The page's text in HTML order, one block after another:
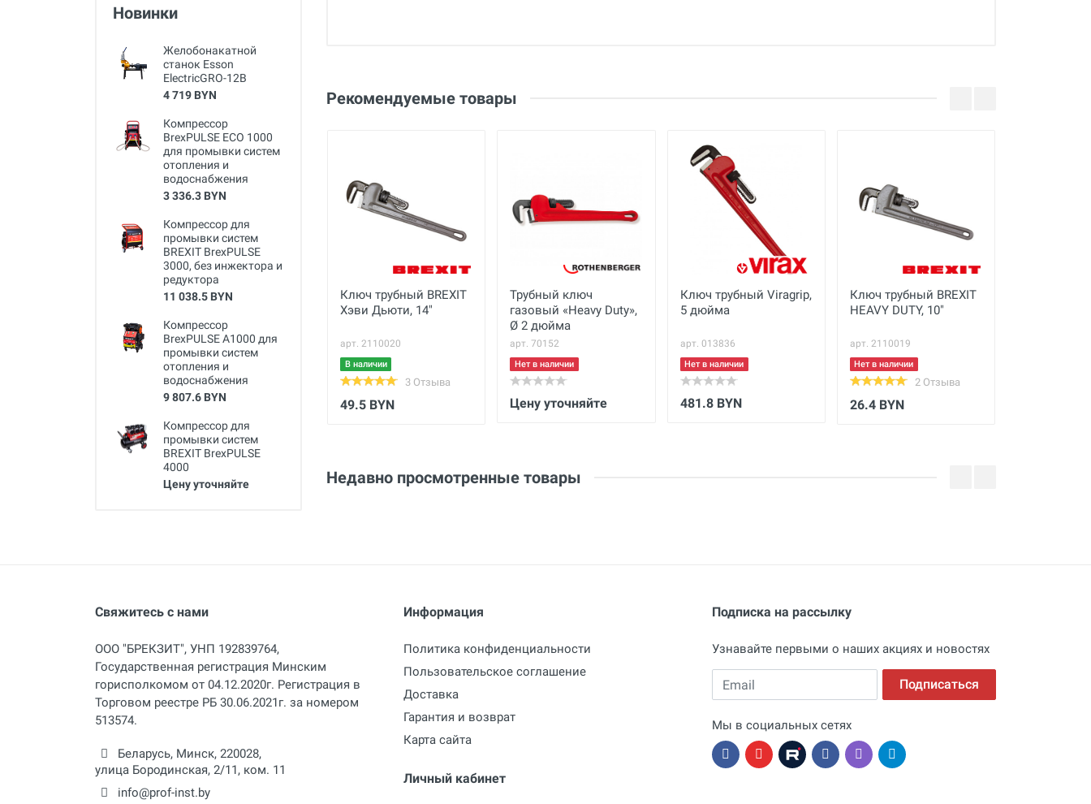
Новинки
Желобонакатной
станок Esson
ElectricGRO-12B
4 719 BYN
Компрессор
BrexPULSE ECO 1000
для промывки систем
отопления и
водоснабжения
3 336.3 BYN
Компрессор для
промывки систем
BREXIT BrexPULSE
3000, без инжектора и
редуктора
11 038.5 BYN
Компрессор
BrexPULSE A1000 для
промывки систем
отопления и
водоснабжения
9 807.6 BYN
Компрессор для
промывки систем
BREXIT BrexPULSE
4000
Цену уточняйте
Страна производства
Основные
Габариты с упаковкой
(ДхШхВ)
см
Вес нетто
кг
Макс. рабочий Ø захвата
1.5 дюйм
Вес брутто
кг
Материал
Отправить отзыв
Рекомендуемые товары
Ключ трубный BREXIT
Хэви Дьюти, 14"
арт. 2110020
В наличии
3 Отзыва
49.5 BYN
Трубный ключ
газовый «Heavy Duty»,
Ø 2 дюйма
арт. 70152
Нет в наличии
Цену уточняйте
Ключ трубный Viragrip,
5 дюйма
арт. 013836
Нет в наличии
481.8 BYN
Ключ трубный BREXIT
HEAVY DUTY, 10"
арт. 2110019
Нет в наличии
2 Отзыва
26.4 BYN
Недавно просмотренные товары
Свяжитесь с нами
ООО "БРЕКЗИТ", УНП 192839764,
Государственная регистрация Минским
горисполкомом от 04.12.2020г. Регистрация в
Торговом реестре РБ 30.06.2021г. за номером
513574.
Беларусь, Минск, 220028,
улица Бородинская, 2/11, ком. 11
info@prof-inst.by
Информация
Политика конфиденциальности
Пользовательское соглашение
Доставка
Гарантия и возврат
Карта сайта
Личный кабинет
Подписка на рассылку
Узнавайте первыми о наших акциях и новостях
Email Подписаться
Мы в социальных сетях